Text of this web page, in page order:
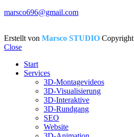
marsco696@gmail.com
Erstellt von Marsco STUDIO Copyright
Close
Start
Services
3D-Montagevideos
3D-Visualisierung
3D-Interaktive
3D-Rundgang
SEO
Website